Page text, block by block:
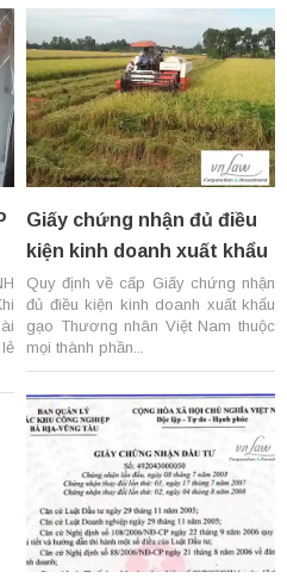
Giấy chứng nhận đủ điều
kiện kinh doanh xuất khẩu
gạo
Quy định về cấp Giấy chứng nhận
đủ điều kiện kinh doanh xuất khẩu
gạo Thương nhân Việt Nam thuộc
mọi thành phần...